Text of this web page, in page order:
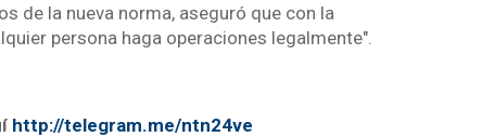
de la nueva norma, aseguró que con la
persona haga operaciones legalmente".
http://telegram.me/ntn24ve